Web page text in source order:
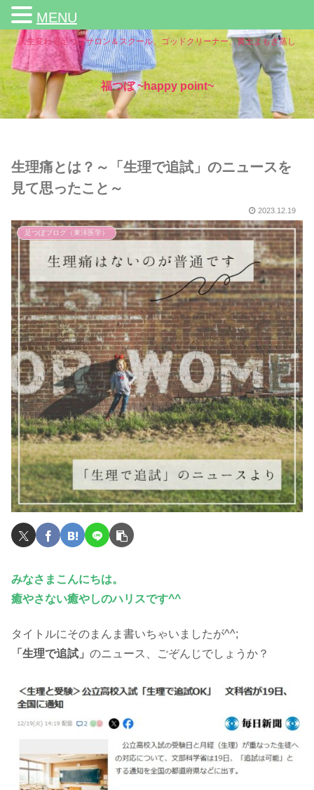
人生変わる足つぼサロン＆スクール、ゴッドクリーナー、黄土よもぎ蒸し
福つぼ ~happy point~
生理痛とは？～「生理で追試」のニュースを
見て思ったこと～
2023.12.19
足つぼブログ（東洋医学）
みなさまこんにちは。
癒やさない癒やしのハリスです^^
タイトルにそのまんま書いちゃいましたが^^;
「生理で追試」 のニュース、ごぞんじでしょうか？
MENU